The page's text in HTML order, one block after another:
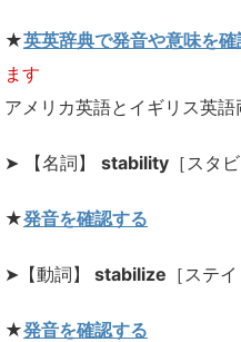
★英英辞典で発音や意味を確
ます
アメリカ英語とイギリス英語
➤ 【名詞】 stability ［スタ
★発音を確認する
➤【動詞】 stabilize ［ステ
★発音を確認する